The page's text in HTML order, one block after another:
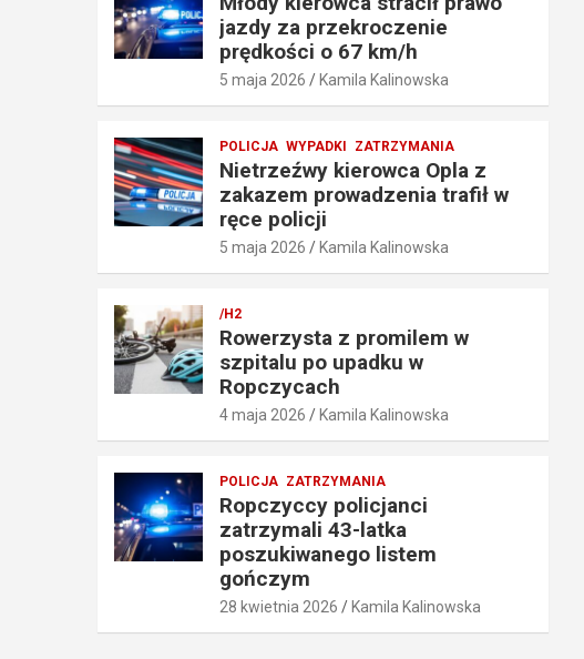
jazdy za przekroczenie
prędkości o 67 km/h
5 maja 2026 Kamila Kalinowska
POLICJA WYPADKI ZATRZYMANIA
Nietrzeźwy kierowca Opla z
zakazem prowadzenia trafił w
ręce policji
5 maja 2026 Kamila Kalinowska
/H2
Rowerzysta z promilem w
szpitalu po upadku w
Ropczycach
4 maja 2026 Kamila Kalinowska
POLICJA ZATRZYMANIA
Ropczyccy policjanci
zatrzymali 43-latka
poszukiwanego listem
gończym
28 kwietnia 2026 Kamila Kalinowska